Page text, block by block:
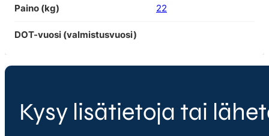
Paino (kg) 22
DOT-vuosi (valmistusvuosi)
Kysy lisätietoja tai